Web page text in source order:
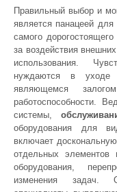
Правильный выбор и
является панацеей
самого
за воздействия
использования.
нуждаются в уходе
являющемся
работоспособности.
системы,
оборудования для
включает
отдельных элементов
оборудования,
изменения задач.